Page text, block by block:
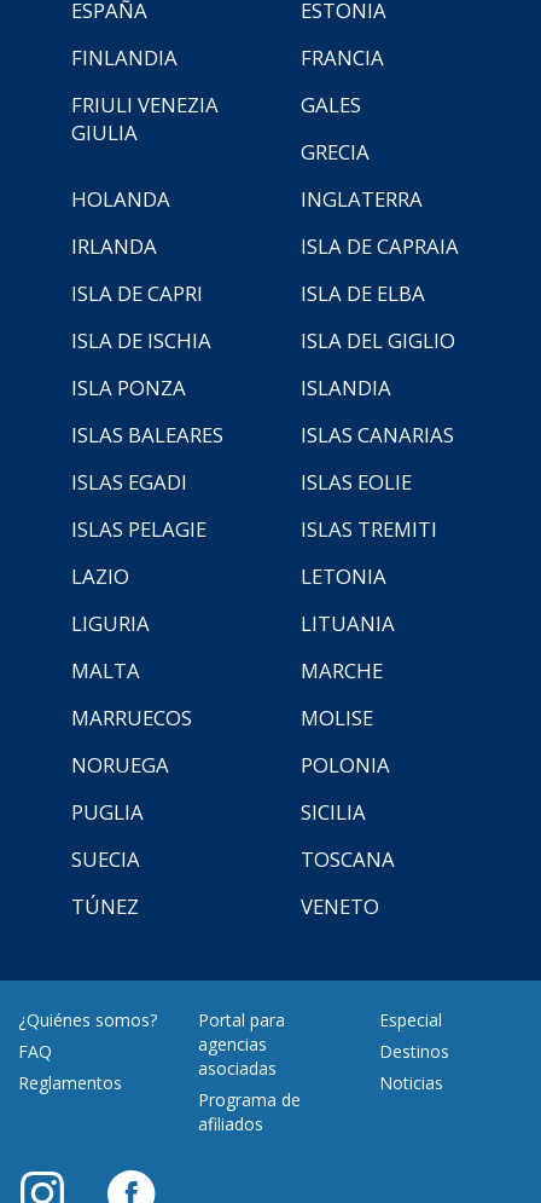
ESPAÑA
ESTONIA
FINLANDIA
FRANCIA
FRIULI VENEZIA
GIULIA
GALES
GRECIA
HOLANDA
INGLATERRA
IRLANDA
ISLA DE CAPRAIA
ISLA DE CAPRI
ISLA DE ELBA
ISLA DE ISCHIA
ISLA DEL GIGLIO
ISLA PONZA
ISLANDIA
ISLAS BALEARES
ISLAS CANARIAS
ISLAS EGADI
ISLAS EOLIE
ISLAS PELAGIE
ISLAS TREMITI
LAZIO
LETONIA
LIGURIA
LITUANIA
MALTA
MARCHE
MARRUECOS
MOLISE
NORUEGA
POLONIA
PUGLIA
SICILIA
SUECIA
TOSCANA
TÚNEZ
VENETO
¿Quiénes somos?
FAQ
Reglamentos
Portal para
agencias
asociadas
Programa de
afiliados
Especial
Destinos
Noticias